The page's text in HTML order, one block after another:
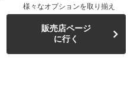
様々なオプションを取り揃え
販売店ページ
に行く